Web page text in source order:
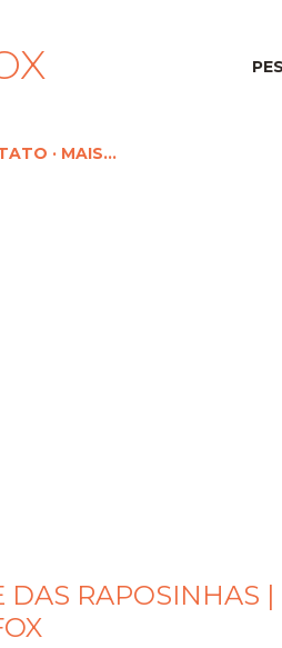
MAIS…
DAS RAPOSINHAS |